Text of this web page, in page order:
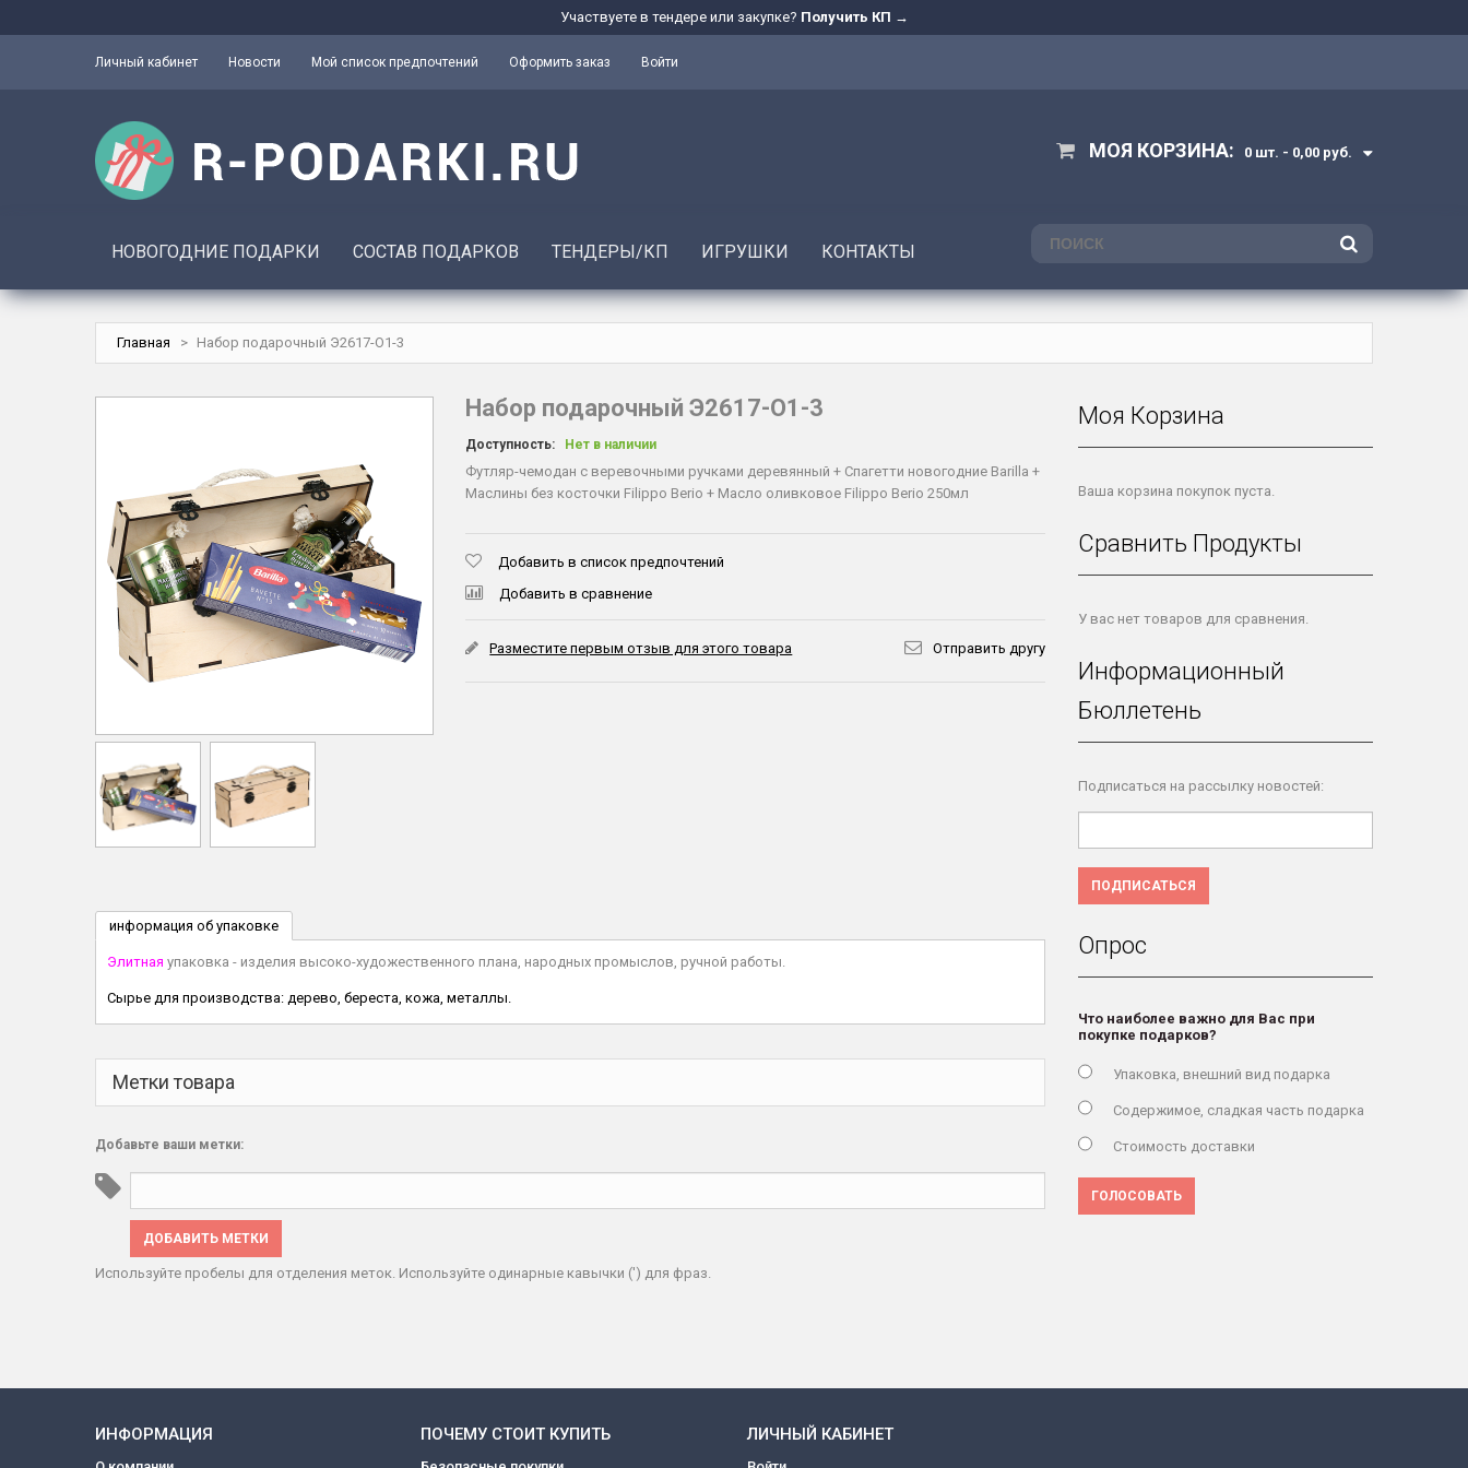
Участвуете в тендере или закупке? Получить КП →
Личный кабинет Новости Мой список предпочтений Оформить заказ Войти
МОЯ КОРЗИНА: 0 шт. - 0,00 руб.
ПОИСК
НОВОГОДНИЕ ПОДАРКИ СОСТАВ ПОДАРКОВ ТЕНДЕРЫ/КП ИГРУШКИ КОНТАКТЫ
Главная > Набор подарочный Э2617-О1-3
Набор подарочный Э2617-О1-3
Доступность: Нет в наличии
Футляр-чемодан с веревочными ручками деревянный + Спагетти новогодние Barilla +
Маслины без косточки Filippo Berio + Масло оливковое Filippo Berio 250мл
Добавить в список предпочтений
Добавить в сравнение
Разместите первым отзыв для этого товара Отправить другу
информация об упаковке
Элитная упаковка - изделия высоко-художественного плана, народных промыслов, ручной работы.
Сырье для производства: дерево, береста, кожа, металлы.
Метки товара
Добавьте ваши метки:
ДОБАВИТЬ МЕТКИ
Используйте пробелы для отделения меток. Используйте одинарные кавычки (') для фраз.
Моя Корзина
Ваша корзина покупок пуста.
Сравнить Продукты
У вас нет товаров для сравнения.
Информационный
Бюллетень
Подписаться на рассылку новостей:
ПОДПИСАТЬСЯ
Опрос
Что наиболее важно для Вас при
покупке подарков?
Упаковка, внешний вид подарка
Содержимое, сладкая часть подарка
Стоимость доставки
ГОЛОСОВАТЬ
ИНФОРМАЦИЯ ПОЧЕМУ СТОИТ КУПИТЬ ЛИЧНЫЙ КАБИНЕТ